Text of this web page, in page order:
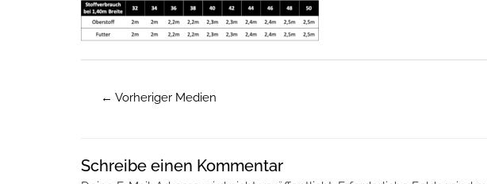
← Vorheriger Medien
Schreibe einen Kommentar